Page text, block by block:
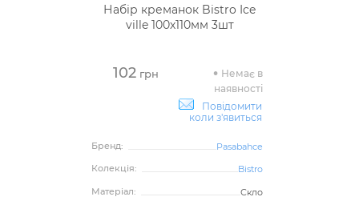
Набір креманок Bistro Ice
ville 100х110мм 3шт
102грн
Немає в
наявності
Повідомити
коли з'явиться
Бренд:
Pasabahce
Колекція:
Bistro
Матеріал:
Скло